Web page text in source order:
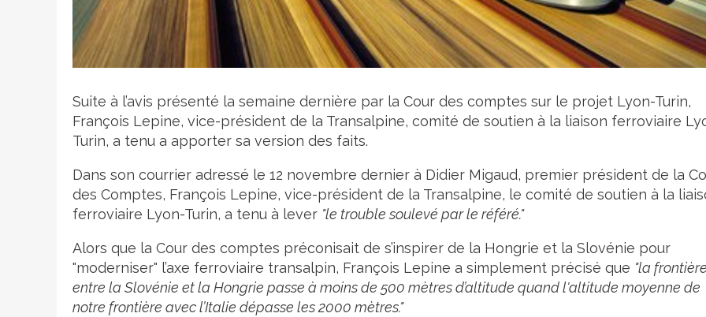
Crédit photo
Suite à l’avis présenté la semaine dernière par la Cour des comptes sur le projet Lyon-Turin,
François Lepine, vice-président de la Transalpine, comité de soutien à la liaison ferroviaire
Turin, a tenu a apporter sa version des faits.
Dans son courrier adressé le 12 novembre dernier à Didier Migaud, premier président de la
des Comptes, François Lepine, vice-président de la Transalpine, le comité de soutien à la
ferroviaire Lyon-Turin, a tenu à lever "le trouble soulevé par le référé."
Alors que la Cour des comptes préconisait de s’inspirer de la Hongrie et la Slovénie pour
"moderniser" l’axe ferroviaire transalpin, François Lepine a simplement précisé que "la
entre la Slovénie et la Hongrie passe à moins de 500 mètres d’altitude quand l'altitude moyenne de
notre frontière avec l’Italie dépasse les 2000 mètres."